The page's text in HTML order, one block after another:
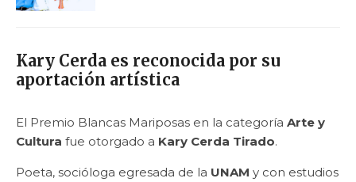
Kary Cerda es reconocida por su
aportación artística
El Premio Blancas Mariposas en la categoría Arte y
Cultura fue otorgado a Kary Cerda Tirado.
Poeta, socióloga egresada de la UNAM y con estudios